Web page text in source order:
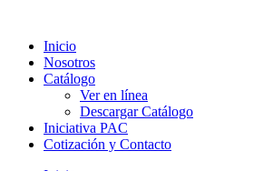
Inicio
Nosotros
Catálogo
Ver en línea
Descargar Catálogo
Iniciativa PAC
Cotización y Contacto